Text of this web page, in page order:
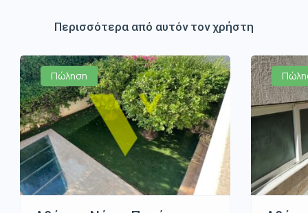
Περισσότερα από αυτόν τον χρήστη
Πώληση